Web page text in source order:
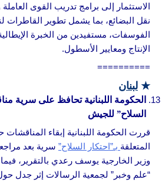
الاستثمار إلى برامج تدريب القوى
نقل البضائع، بما يشمل تطوير القاطرات
الفوسفات، مستفيدين من الخبرة
الإنتاج ومعايير الأسطول.
==========
★ لبنان
الحكومة اللبنانية تحافظ على سرية
السلاح” للجيش
قررت الحكومة اللبنانية إبقاء
المتعلقة بـ”احتكار السلاح” سرية بعد
وزير الخارجية يوسف رعدي بالتقرير،
“علم وخبر” لجمعية الرسالات إثر جدل